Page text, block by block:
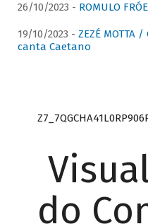
26/10/2023 - ROMULO
19/10/2023 - ZEZÉ MOTTA
canta Caetano
do